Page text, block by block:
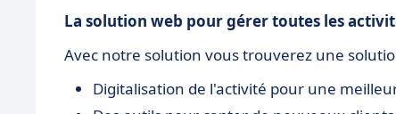
La solution web pour gérer toutes les
Avec notre solution vous trouverez une
Digitalisation de l'activité pour une